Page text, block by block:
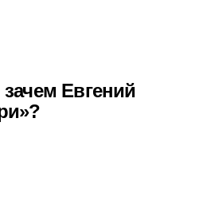
Евгений